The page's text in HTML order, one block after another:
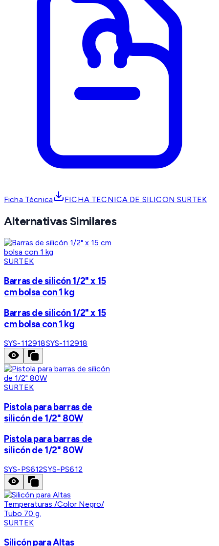
Ficha Técnica FICHA TECNICA DE SILICON SURTEK
Alternativas Similares
SURTEK
Barras de silicón 1/2" x 15
cm bolsa con 1 kg
Barras de silicón 1/2" x 15
cm bolsa con 1 kg
SYS-112918SYS-112918
SURTEK
Pistola para barras de
silicón de 1/2" 80W
Pistola para barras de
silicón de 1/2" 80W
SYS-PS612SYS-PS612
SURTEK
Silicón para Altas